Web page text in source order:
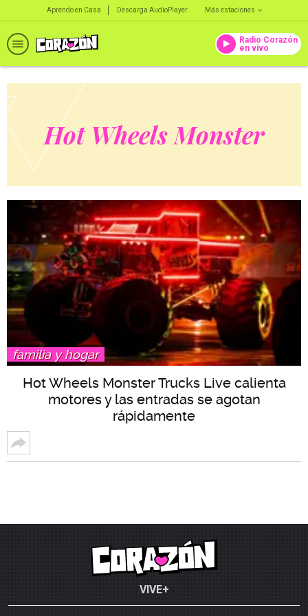
Aprendo en Casa Descarga AudioPlayer Más estaciones
Radio Corazón
en vivo
Hot Wheels Monster
Trucks Live
familia y hogar
Hot Wheels Monster Trucks Live calienta
motores y las entradas se agotan
rápidamente
VIVE+